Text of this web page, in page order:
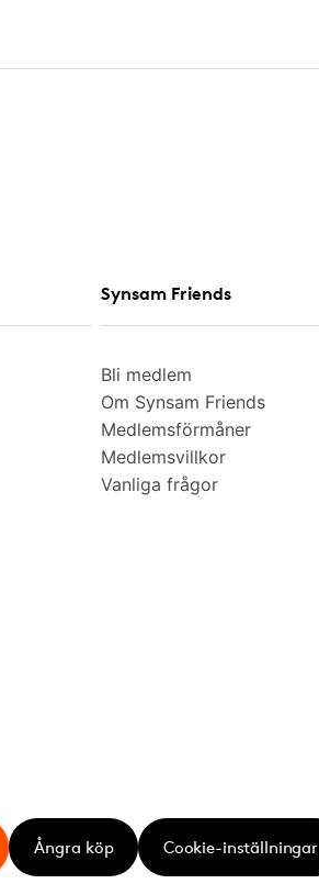
Synsam Friends
Bli medlem
Om Synsam Friends
Medlemsförmåner
Medlemsvillkor
Vanliga frågor
Ångra köp Cookie-inställningar